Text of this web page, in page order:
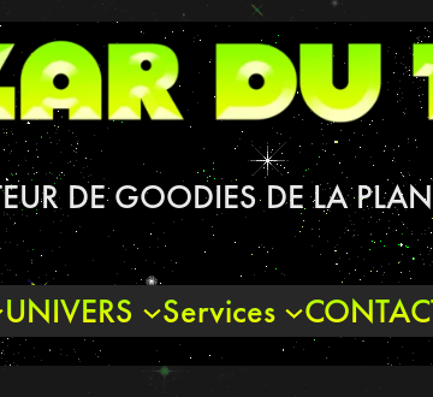
DE GOODIES DE LA PLAN
UNIVERS Services